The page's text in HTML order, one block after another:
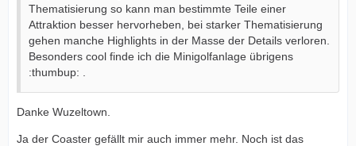
Thematisierung so kann man bestimmte Teile einer
Attraktion besser hervorheben, bei starker Thematisierung
gehen manche Highlights in der Masse der Details verloren.
Besonders cool finde ich die Minigolfanlage übrigens
:thumbup: .
Danke Wuzeltown.
Ja der Coaster gefällt mir auch immer mehr. Noch ist das